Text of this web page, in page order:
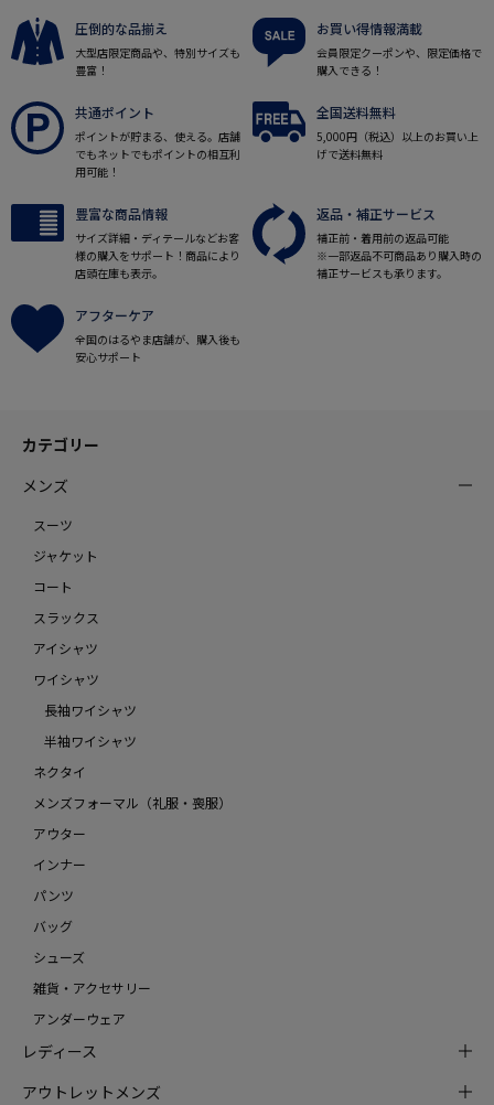
圧倒的な品揃え
大型店限定商品や、特別サイズも
豊富！
お買い得情報満載
会員限定クーポンや、限定価格で
購入できる！
共通ポイント
ポイントが貯まる、使える。店舗
でもネットでもポイントの相互利
用可能！
全国送料無料
5,000円（税込）以上のお買い上
げで送料無料
豊富な商品情報
サイズ詳細・ディテールなどお客
様の購入をサポート！商品により
店頭在庫も表示。
返品・補正サービス
補正前・着用前の返品可能
※一部返品不可商品あり購入時の
補正サービスも承ります。
アフターケア
全国のはるやま店舗が、購入後も
安心サポート
カテゴリー
メンズ
スーツ
ジャケット
コート
スラックス
アイシャツ
ワイシャツ
長袖ワイシャツ
半袖ワイシャツ
ネクタイ
メンズフォーマル（礼服・喪服）
アウター
インナー
パンツ
バッグ
シューズ
雑貨・アクセサリー
アンダーウェア
レディース
アウトレットメンズ